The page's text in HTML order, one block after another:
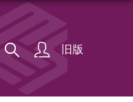
旧版